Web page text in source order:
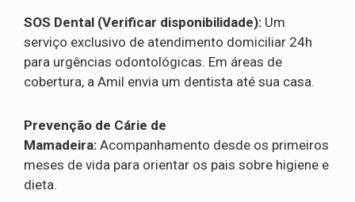
SOS Dental (Verificar disponibilidade): Um
serviço exclusivo de atendimento domiciliar 24h
para urgências odontológicas. Em áreas de
cobertura, a Amil envia um dentista até sua casa.
Prevenção de Cárie de
Mamadeira: Acompanhamento desde os primeiros
meses de vida para orientar os pais sobre higiene e
dieta.